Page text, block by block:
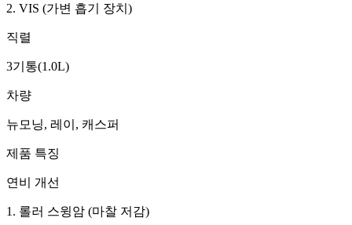
2. VIS (가변 흡기 장치)
직렬
3기통(1.0L)
차량
뉴모닝, 레이, 캐스퍼
제품 특징
연비 개선
1. 롤러 스윙암 (마찰 저감)